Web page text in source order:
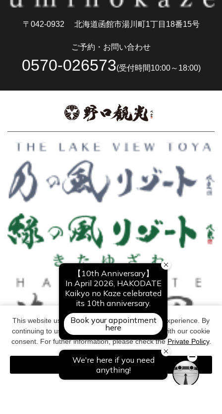
〒042-0932 北海道函館市湯川町1丁目18番15号
ご予約・お問い合わせ
0570-026573(受付時間10:00～18:00)
Copyright©All Right Reserved. NOGUCHI KANKO CO,Ltd.
This website uses cookies to improve your user experience. By
continuing to use this website, you have agreed with our cookie
consent. For futher information, please check thePrivate Policy.
Agree